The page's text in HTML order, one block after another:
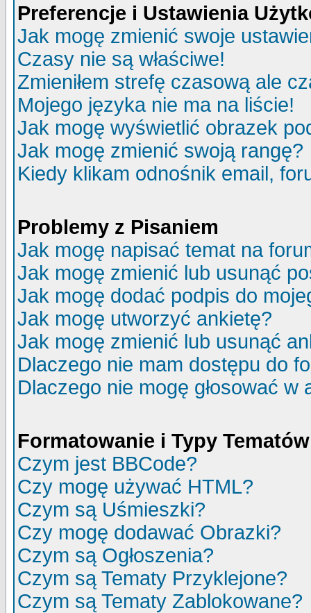
Preferencje i Ustawienia
Jak mogę zmienić swoje
Czasy nie są właściwe!
Zmieniłem strefę czasową ale
Mojego języka nie ma na liście!
Jak mogę wyświetlić obrazek
Jak mogę zmienić swoją rangę?
Kiedy klikam odnośnik email,
Problemy z Pisaniem
Jak mogę napisać temat na
Jak mogę zmienić lub usunąć
Jak mogę dodać podpis do
Jak mogę utworzyć ankietę?
Jak mogę zmienić lub usunąć
Dlaczego nie mam dostępu do
Dlaczego nie mogę głosować w
Formatowanie i Typy Tematów
Czym jest BBCode?
Czy mogę używać HTML?
Czym są Uśmieszki?
Czy mogę dodawać Obrazki?
Czym są Ogłoszenia?
Czym są Tematy Przyklejone?
Czym są Tematy Zablokowane?